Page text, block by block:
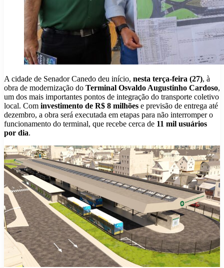
A cidade de Senador Canedo deu início, nesta terça-feira (27), à
obra de modernização do Terminal Osvaldo Augustinho Cardoso,
um dos mais importantes pontos de integração do transporte coletivo
local. Com investimento de R$ 8 milhões e previsão de entrega até
dezembro, a obra será executada em etapas para não interromper o
funcionamento do terminal, que recebe cerca de 11 mil usuários
por dia.